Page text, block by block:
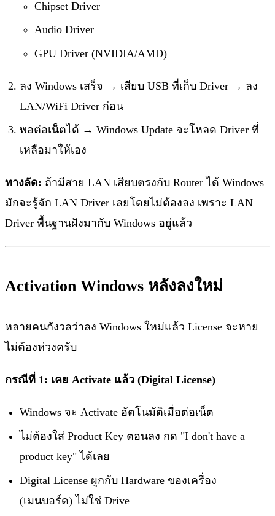
Chipset Driver
Audio Driver
GPU Driver (NVIDIA/AMD)
ลง Windows เสร็จ → เสียบ USB ที่เก็บ Driver → ลง
LAN/WiFi Driver ก่อน
พอต่อเน็ตได้ → Windows Update จะโหลด Driver ที่
เหลือมาให้เอง
ทางลัด: ถ้ามีสาย LAN เสียบตรงกับ Router ได้ Windows
มักจะรู้จัก LAN Driver เลยโดยไม่ต้องลง เพราะ LAN
Driver พื้นฐานฝังมากับ Windows อยู่แล้ว
Activation Windows หลังลงใหม่
หลายคนกังวลว่าลง Windows ใหม่แล้ว License จะหาย
ไม่ต้องห่วงครับ
กรณีที่ 1: เคย Activate แล้ว (Digital License)
Windows จะ Activate อัตโนมัติเมื่อต่อเน็ต
ไม่ต้องใส่ Product Key ตอนลง กด "I don't have a
product key" ได้เลย
Digital License ผูกกับ Hardware ของเครื่อง
(เมนบอร์ด) ไม่ใช่ Drive